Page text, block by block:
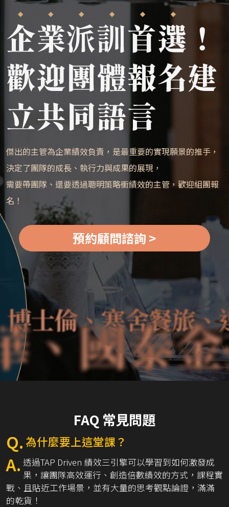
控、兆
倫、寒舍餐旅、遠
傑出的主管為企業績效負責，是最重要的實現願景的推手，
決定了團隊的成長、執行力與成果的展現，
需要帶團隊、還要透過聰明策略衝績效的主管，歡迎組團報
名！
預約顧問諮詢 >
FAQ 常見問題
Q. 為什麼要上這堂課？
A. 透過TAP Driven 績效三引擎可以學習到如何激發成
果，讓團隊高效運行、創造倍數績效的方式，課程實
戰、且貼近工作場景，並有大量的思考觀點論證，滿滿
的乾貨！